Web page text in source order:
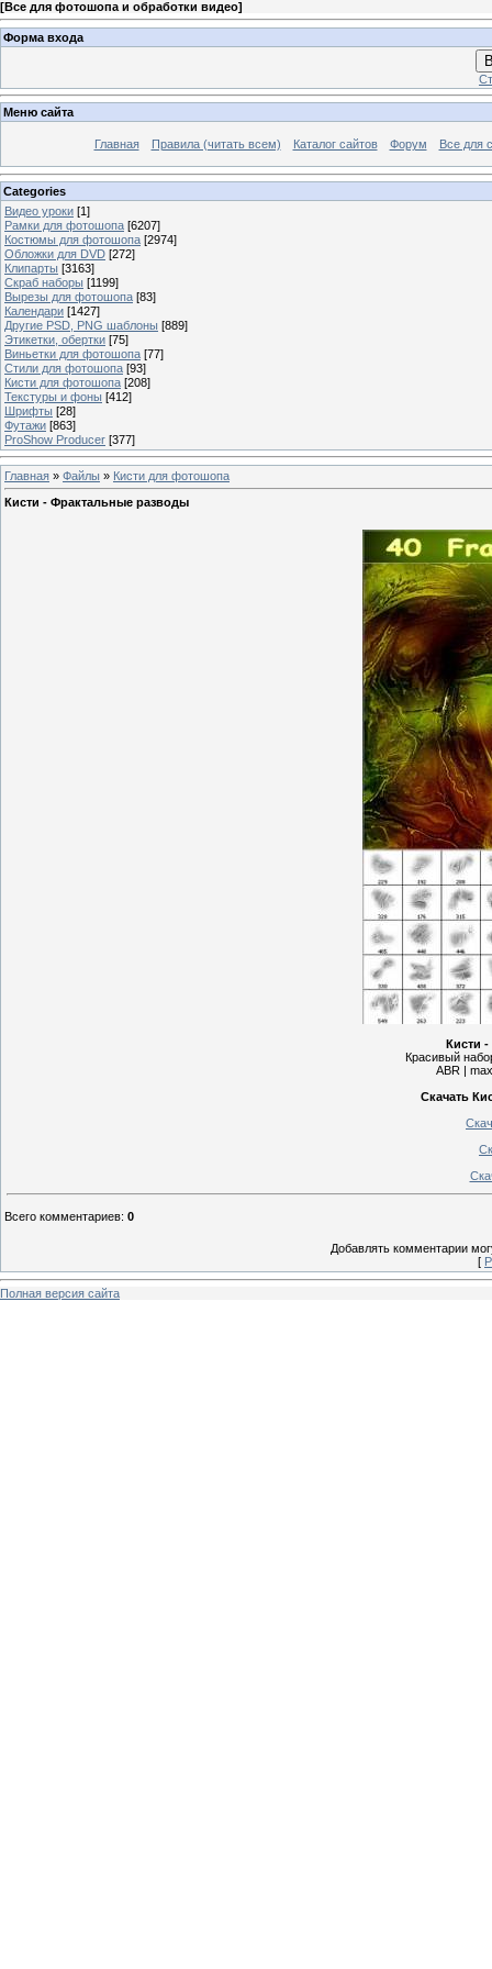
[Все для фотошопа и обработки видео]
Форма входа
Меню сайта
Главная Правила (читать всем) Каталог сайтов Форум Все для
Categories
Видео уроки [1]
Рамки для фотошопа [6207]
Костюмы для фотошопа [2974]
Обложки для DVD [272]
Клипарты [3163]
Скраб наборы [1199]
Вырезы для фотошопа [83]
Календари [1427]
Другие PSD, PNG шаблоны [889]
Этикетки, обертки [75]
Виньетки для фотошопа [77]
Стили для фотошопа [93]
Кисти для фотошопа [208]
Текстуры и фоны [412]
Шрифты [28]
Футажи [863]
ProShow Producer [377]
Главная » Файлы » Кисти для фотошопа
Кисти - Фрактальные разводы
Кисти
Красивый
ABR |
Скачать
Всего комментариев: 0
Добавлять комментарии
[
Полная версия сайта